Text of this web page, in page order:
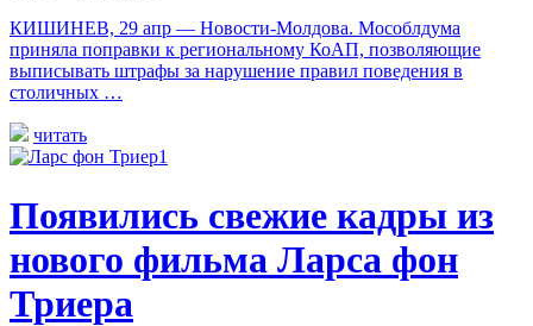
КИШИНЕВ, 29 апр — Новости-Молдова. Мособлдума
приняла поправки к региональному КоАП, позволяющие
выписывать штрафы за нарушение правил поведения в
столичных …
читать
Появились свежие кадры из
нового фильма Ларса фон
Триера